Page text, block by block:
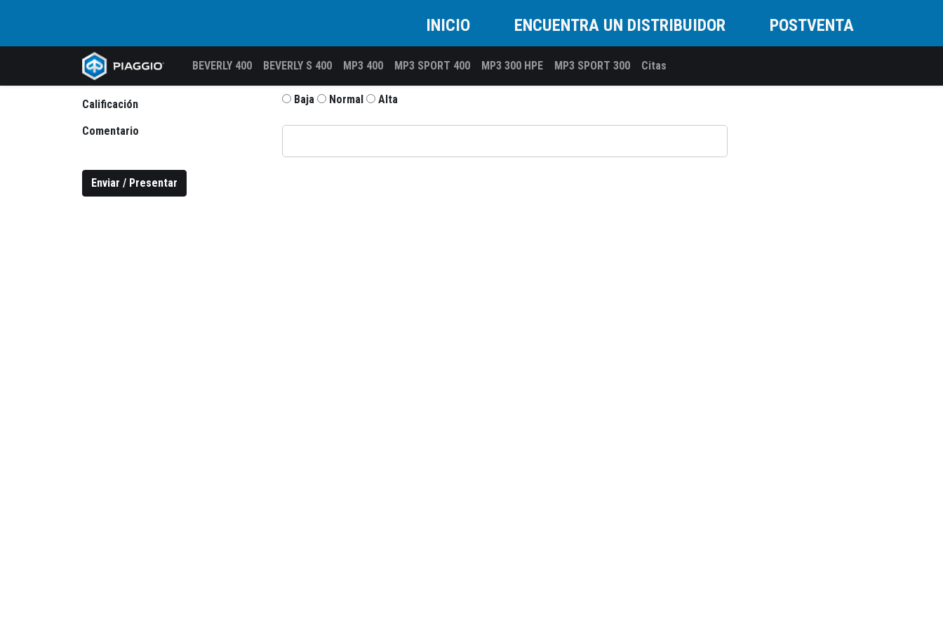
INICIO ENCUENTRA UN DISTRIBUIDOR POSTVENTA
BEVERLY 400 BEVERLY S 400 MP3 400 MP3 SPORT 400 MP3 300 HPE MP3 SPORT 300 Citas
Calificación Baja Normal Alta
Comentario
Enviar / Presentar